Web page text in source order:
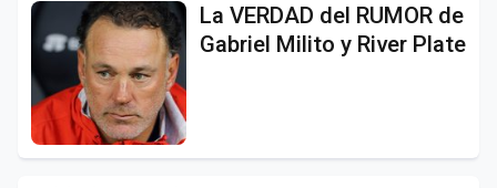
La VERDAD del RUMOR de
Gabriel Milito y River Plate